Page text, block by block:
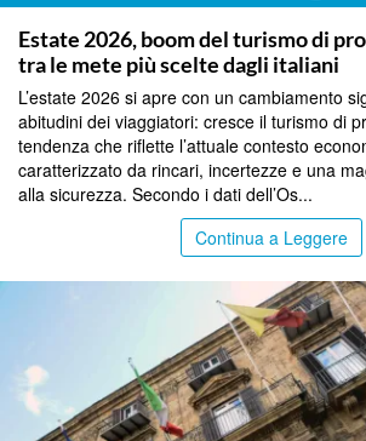
PALERMO
Estate 2026, boom del turismo di
tra le mete più scelte dagli italiani
L’estate 2026 si apre con un cambiamento
abitudini dei viaggiatori: cresce il turismo di
tendenza che riflette l’attuale contesto
caratterizzato da rincari, incertezze e una
alla sicurezza. Secondo i dati dell’Os...
Continua a Leggere